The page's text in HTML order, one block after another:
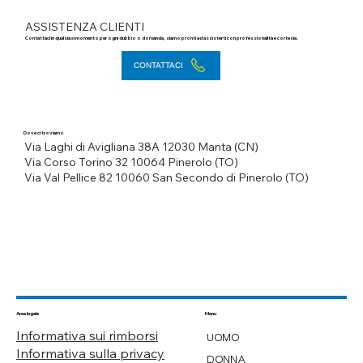
Contattaci in qualsiasi momento per ogni dubbio o domanda, siamo pronti ad assisterti con professionalità e cortesia.
CONTATTACI
ASSISTENZA CLIENTI
Dove ci troviamo
Via Laghi di Avigliana 38A 12030 Manta (CN)
Via Val Pellice 82 10060 San Secondo di Pinerolo (TO)
Via Corso Torino 32 10064 Pinerolo (TO)
Area legale
Informativa sui rimborsi
Informativa sulla privacy
Menu
UOMO
DONNA